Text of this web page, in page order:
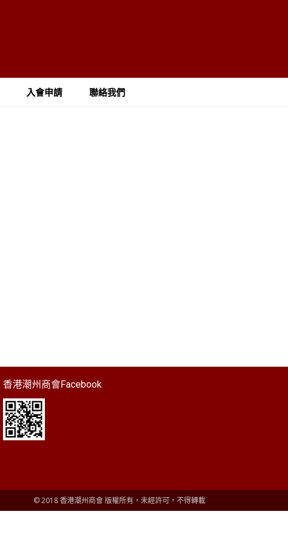
入會申請 聯絡我們
香港潮州商會Facebook
© 2018 香港潮州商會 版權所有，未經許可，不得轉載